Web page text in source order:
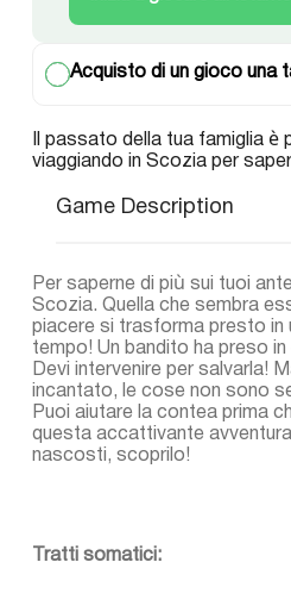
Acquisto di un gioco una
Il passato della tua famiglia è
viaggiando in Scozia per
Game Description
Per saperne di più sui tuoi
Scozia. Quella che sembra
piacere si trasforma presto in
tempo! Un bandito ha preso
Devi intervenire per salvarla!
incantato, le cose non sono
Puoi aiutare la contea prima
questa accattivante
nascosti, scoprilo!
Tratti somatici: